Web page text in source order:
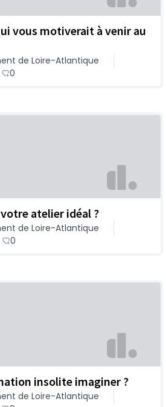
vous motiverait à venir au
de Loire-Atlantique
0
atelier idéal ?
de Loire-Atlantique
0
insolite imaginer ?
de Loire-Atlantique